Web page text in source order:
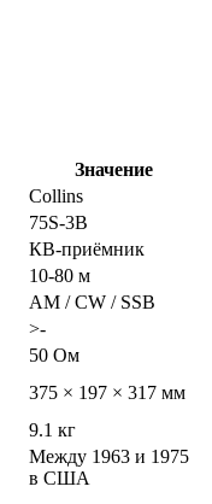
Значение
Collins
75S-3B
КВ-приёмник
10-80 м
AM / CW / SSB
>-
50 Ом
375 × 197 × 317 мм
9.1 кг
Между 1963 и 1975
в США